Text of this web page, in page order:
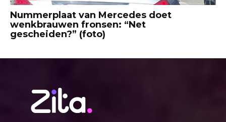
Nummerplaat van Mercedes doet
wenkbrauwen fronsen: “Net
gescheiden?” (foto)